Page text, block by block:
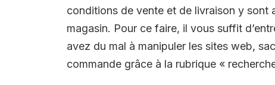
conditions de vente et de livraison y sont
magasin. Pour ce faire, il vous suffit
avez du mal à manipuler les sites web,
commande grâce à la rubrique «